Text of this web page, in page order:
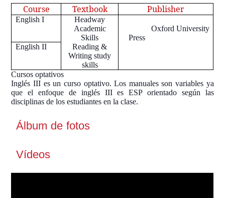
Course Textbook Publisher
English I
Headway
Academic
Skills
Reading &
Writing study
skills
Oxford University
Press
English II
Cursos optativos
Inglés III es un curso optativo. Los manuales son variables ya
que el enfoque de inglés III es ESP orientado según las
disciplinas de los estudiantes en la clase.
Álbum de fotos
Vídeos